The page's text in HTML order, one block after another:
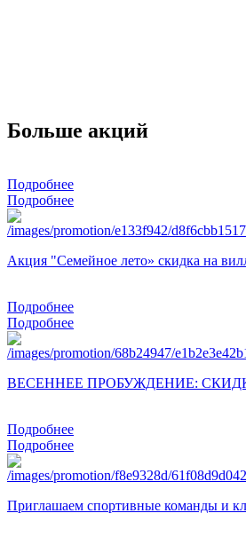
Больше акций
Подробнее
Подробнее
Акция "Семейное лето» скидка на
Подробнее
Подробнее
ВЕСЕННЕЕ ПРОБУЖДЕНИЕ:
Подробнее
Подробнее
Приглашаем спортивные команды и